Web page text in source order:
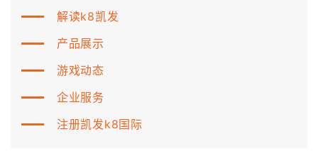
解读k8凯发
产品展示
游戏动态
企业服务
注册凯发k8国际